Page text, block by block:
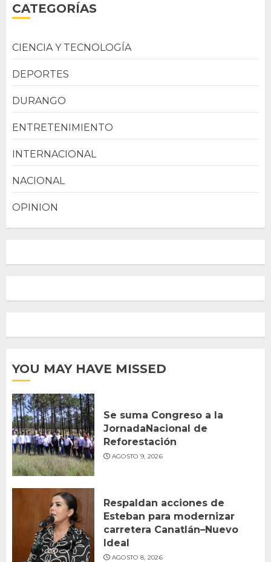
CATEGORÍAS
CIENCIA Y TECNOLOGÍA
DEPORTES
DURANGO
ENTRETENIMIENTO
INTERNACIONAL
NACIONAL
OPINION
YOU MAY HAVE MISSED
Se suma Congreso a la
JornadaNacional de
Reforestación
AGOSTO 9, 2026
Respaldan acciones de
Esteban para modernizar
carretera Canatlán–Nuevo
Ideal
AGOSTO 8, 2026